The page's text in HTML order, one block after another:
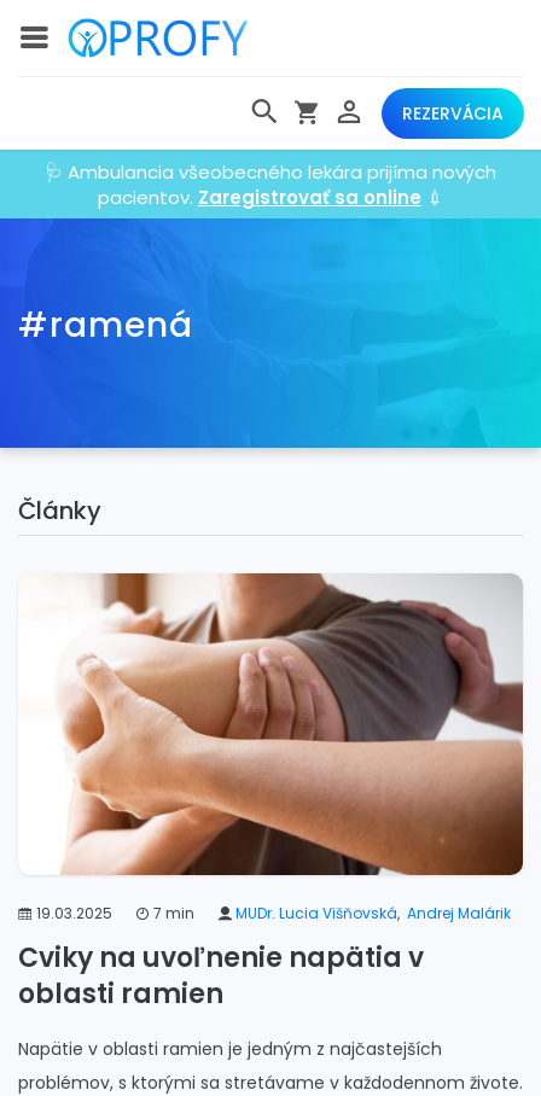
REZERVÁCIA
🩺 Ambulancia všeobecného lekára prijíma nových
pacientov. Zaregistrovať sa online 💉
#ramená
Články
19.03.2025 7 min MUDr. Lucia Višňovská, Andrej Malárik
Cviky na uvoľnenie napätia v
oblasti ramien
Napätie v oblasti ramien je jedným z najčastejších
problémov, s ktorými sa stretávame v každodennom živote.